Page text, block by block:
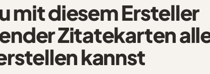
mit diesem Ersteller
Zitatekarten
kannst